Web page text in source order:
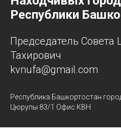
Республики
Председатель
Тахирович
kvnufa@gmail.com
Республика Башкортостан
Цюрупы 83/1 Офис КВН